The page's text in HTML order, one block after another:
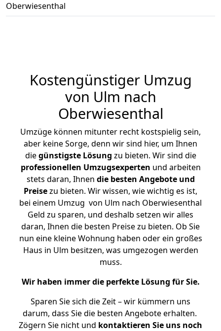
Oberwiesenthal
Kostengünstiger Umzug
von Ulm nach
Oberwiesenthal
Umzüge können mitunter recht kostspielig sein,
aber keine Sorge, denn wir sind hier, um Ihnen
diegünstigste Lösung zu bieten. Wir sind die
professionellen Umzugsexperten und arbeiten
stets daran, Ihnen die besten Angebote und
Preisezu bieten. Wir wissen, wie wichtig es ist,
bei einem Umzug von Ulm nach Oberwiesenthal
Geld zu sparen, und deshalb setzen wir alles
daran, Ihnen die besten Preise zu bieten. Ob Sie
nun eine kleine Wohnung haben oder ein großes
Haus in Ulm besitzen, was umgezogen werden
muss.
Wir haben immer die perfekte Lösung für Sie.
Sparen Sie sich die Zeit – wir kümmern uns
darum, dass Sie die besten Angebote erhalten.
Zögern Sie nicht und kontaktieren Sie uns noch